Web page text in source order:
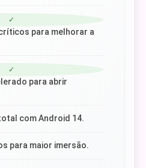
✓
para melhorar a
✓
para abrir
com Android 14.
para maior imersão.